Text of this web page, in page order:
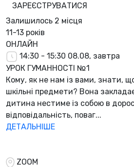
ЗАРЕЄСТРУВАТИСЯ
Залишилось 2 місця
11-13 років
ОНЛАЙН
14:30 - 15:30 08.08, завтра
УРОК ГУМАННОСТІ №1
Кому, як не нам із вами, знати,
шкільні предмети? Вона закладає
дитина нестиме із собою в
відповідальність, поваг...
ДЕТАЛЬНІШЕ
ZOOM